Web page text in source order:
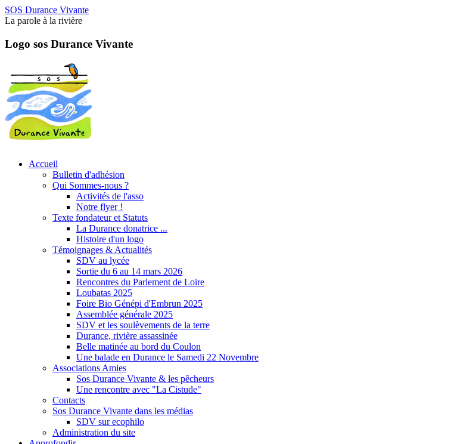
SOS Durance Vivante
La parole à la rivière
Logo sos Durance Vivante
Accueil
Bulletin d'adhésion
Qui Sommes-nous ?
Activités de l'asso
Notre flyer !
Texte fondateur et Statuts
La Durance donatrice ...
Histoire d'un logo
Témoignages & Actualités
SDV au lycée
Sortie du 6 au 14 mars 2026
Rencontres du Parlement de Loire
Loubatas 2025
Foire Bio Génépi d'Embrun 2025
Assemblée générale 2025
SDV et les soulèvements de la terre
Durance, rivière assassinée
Belle matinée au bord du Coulon
Une balade en Durance le Samedi 22 Novembre
Associations Amies
Sos Durance Vivante & les pêcheurs
Une rencontre avec "La Cistude"
Contacts
Sos Durance Vivante dans les médias
SDV sur ecophilo
Administration du site